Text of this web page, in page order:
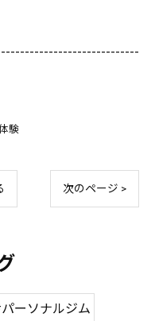
験
次のページ >
ーソナルジム